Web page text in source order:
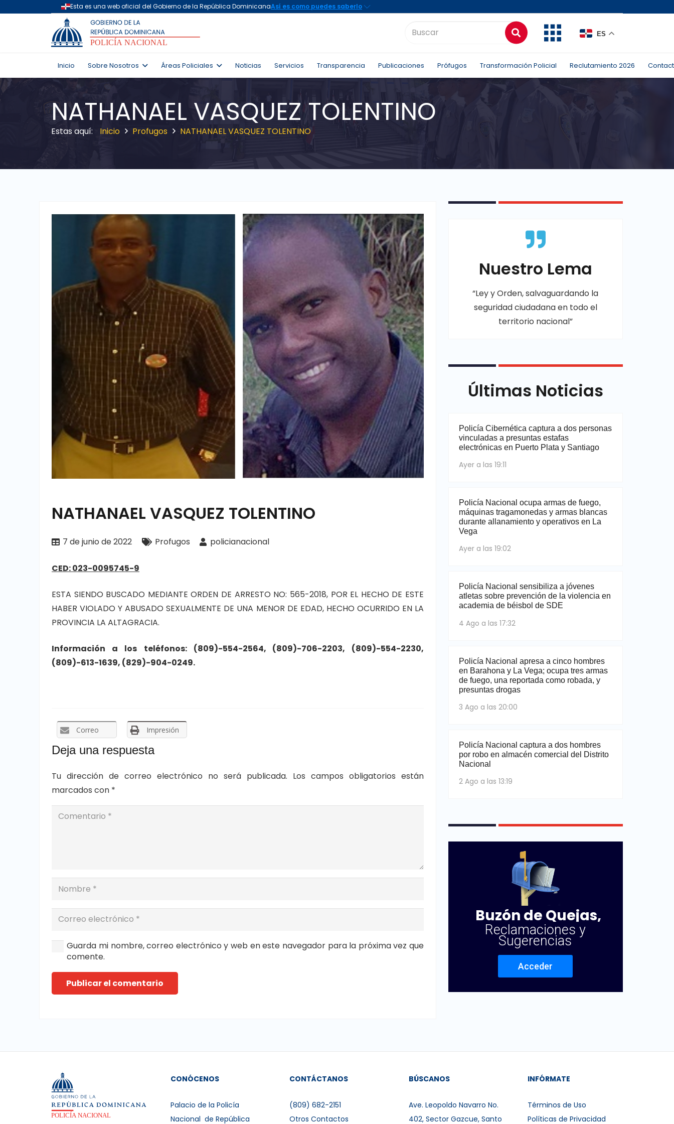
ES
Inicio Sobre Nosotros Áreas Policiales Noticias Servicios Transparencia Publicaciones Prófugos Transformación Policial Reclutamiento 2026
NATHANAEL VASQUEZ TOLENTINO
Inicio Profugos NATHANAEL VASQUEZ TOLENTINO
NATHANAEL VASQUEZ TOLENTINO
7 de junio de 2022 Profugos policianacional
CED: 023-0095745-9
ESTA SIENDO BUSCADO MEDIANTE ORDEN DE ARRESTO NO: 565-2018, POR EL HECHO DE ESTE
HABER VIOLADO Y ABUSADO SEXUALMENTE DE UNA MENOR DE EDAD, HECHO OCURRIDO EN LA
PROVINCIA LA ALTAGRACIA.
Información a los
teléfonos: (809)-554-2564, (809)-706-2203, (809)-554-2230,
(809)-613-1639, (829)-904-0249.
Correo Impresión
Deja una respuesta
Tu dirección de correo electrónico no será publicada. Los campos obligatorios están
marcados con *
Guarda mi nombre, correo electrónico y web en este navegador para la próxima vez que
comente.
Publicar el comentario
Nuestro Lema
“Ley y Orden, salvaguardando la
seguridad ciudadana en todo el
territorio nacional”
Últimas Noticias
Policía Cibernética captura a dos personas
vinculadas a presuntas estafas
electrónicas en Puerto Plata y Santiago
Ayer a las 19:11
Policía Nacional ocupa armas de fuego,
máquinas tragamonedas y armas blancas
durante allanamiento y operativos en La
Vega
Ayer a las 19:02
Policía Nacional sensibiliza a jóvenes
atletas sobre prevención de la violencia en
academia de béisbol de SDE
4 Ago a las 17:32
Policía Nacional apresa a cinco hombres
en Barahona y La Vega; ocupa tres armas
de fuego, una reportada como robada, y
presuntas drogas
3 Ago a las 20:00
Policía Nacional captura a dos hombres
por robo en almacén comercial del Distrito
Nacional
2 Ago a las 13:19
Buzón de Quejas,
Reclamaciones y
Sugerencias
Acceder
CONÓCENOS
Palacio de la Policía
Nacional de República
CONTÁCTANOS
(809) 682-2151
Otros Contactos
BÚSCANOS
Ave. Leopoldo Navarro No.
402, Sector Gazcue, Santo
INFÓRMATE
Términos de Uso
Políticas de Privacidad